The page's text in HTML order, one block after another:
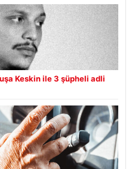
Keskin ile 3 şüpheli adli